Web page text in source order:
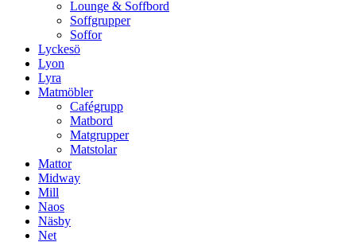
Lounge & Soffbord
Soffgrupper
Soffor
Lyckesö
Lyon
Lyra
Matmöbler
Cafégrupp
Matbord
Matgrupper
Matstolar
Mattor
Midway
Mill
Naos
Näsby
Net